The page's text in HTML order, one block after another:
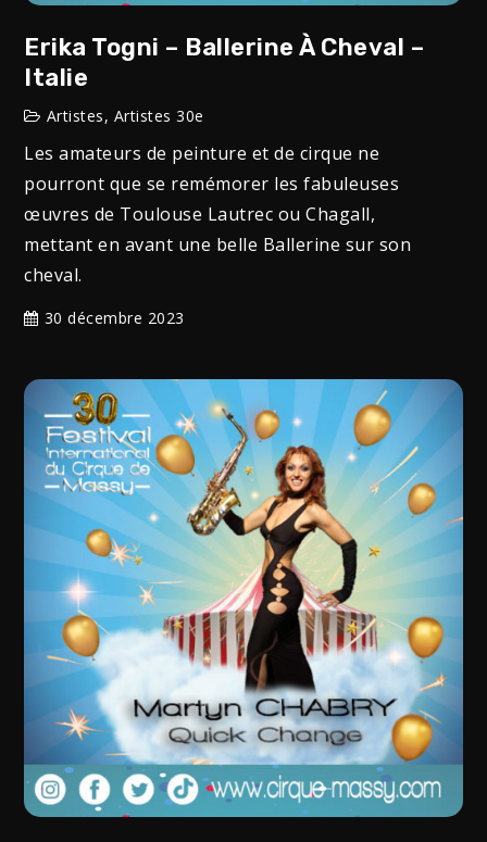
Erika Togni – Ballerine À Cheval –
Italie
Artistes, Artistes 30e
Les amateurs de peinture et de cirque ne
pourront que se remémorer les fabuleuses
œuvres de Toulouse Lautrec ou Chagall,
mettant en avant une belle Ballerine sur son
cheval.
30 décembre 2023